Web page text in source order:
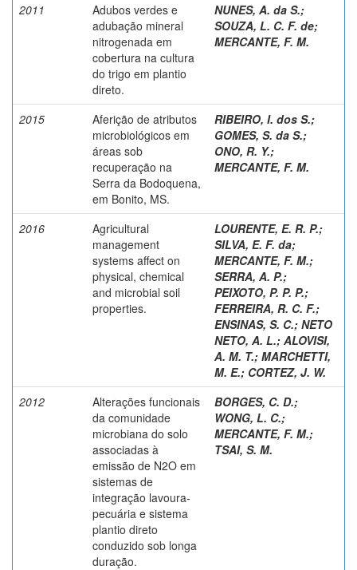
2011
Adubos verdes e
adubação mineral
nitrogenada em
cobertura na cultura
do trigo em plantio
direto.
NUNES, A. da S.;
SOUZA, L. C. F. de;
MERCANTE, F. M.
2015
Aferição de atributos
microbiológicos em
áreas sob
recuperação na
Serra da Bodoquena,
em Bonito, MS.
RIBEIRO, I. dos S.;
GOMES, S. da S.;
ONO, R. Y.;
MERCANTE, F. M.
2016
Agricultural
management
systems affect on
physical, chemical
and microbial soil
properties.
LOURENTE, E. R. P.;
SILVA, E. F. da;
MERCANTE, F. M.;
SERRA, A. P.;
PEIXOTO, P. P. P.;
FERREIRA, R. C. F.;
ENSINAS, S. C.; NETO
NETO, A. L.; ALOVISI,
A. M. T.; MARCHETTI,
M. E.; CORTEZ, J. W.
2012
Alterações funcionais
da comunidade
microbiana do solo
associadas à
emissão de N2O em
sistemas de
integração lavoura-
pecuária e sistema
plantio direto
conduzido sob longa
duração.
BORGES, C. D.;
WONG, L. C.;
MERCANTE, F. M.;
TSAI, S. M.